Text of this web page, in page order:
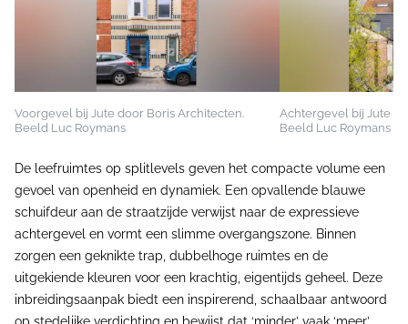
Voorgevel bij Jute door Boris Architecten.
Beeld Luc Roymans
Achtergevel bij Jute
Beeld Luc Roymans
De leefruimtes op splitlevels geven het compacte volume een
gevoel van openheid en dynamiek. Een opvallende blauwe
schuifdeur aan de straatzijde verwijst naar de expressieve
achtergevel en vormt een slimme overgangszone. Binnen
zorgen een geknikte trap, dubbelhoge ruimtes en de
uitgekiende kleuren voor een krachtig, eigentijds geheel. Deze
inbreidingsaanpak biedt een inspirerend, schaalbaar antwoord